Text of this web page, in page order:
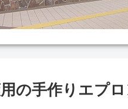
の手作りエプ